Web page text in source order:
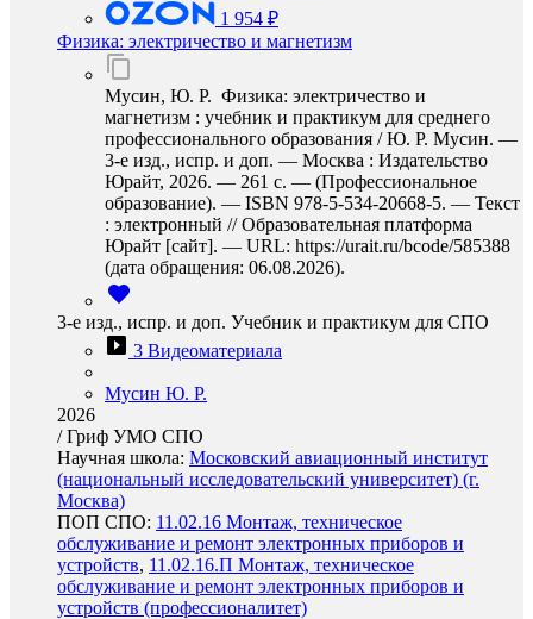
1 954 ₽
Физика: электричество и магнетизм
Мусин, Ю. Р. Физика: электричество и
магнетизм : учебник и практикум для среднего
профессионального образования / Ю. Р. Мусин. —
3-е изд., испр. и доп. — Москва : Издательство
Юрайт, 2026. — 261 с. — (Профессиональное
образование). — ISBN 978-5-534-20668-5. — Текст
: электронный // Образовательная платформа
Юрайт [сайт]. — URL: https://urait.ru/bcode/585388
(дата обращения: 06.08.2026).
3-е изд., испр. и доп. Учебник и практикум для СПО
3 Видеоматериала
Мусин Ю. Р.
2026
/Гриф УМО СПО
Научная школа: Московский авиационный институт
(национальный исследовательский университет) (г.
Москва)
ПОП СПО: 11.02.16 Монтаж, техническое
обслуживание и ремонт электронных приборов и
устройств, 11.02.16.П Монтаж, техническое
обслуживание и ремонт электронных приборов и
устройств (профессионалитет)